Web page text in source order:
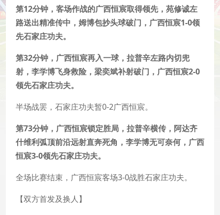
第12分钟，客场作战的广西恒宸取得领先，苑修诚左
路送出精准传中，姆博包抄头球破门，广西恒宸1-0领
先石家庄功夫。
第32分钟，广西恒宸再入一球，拉普辛左路内切兜
射，李学博飞身救险，梁奕斌补射破门，广西恒宸2-0
领先石家庄功夫。
半场战罢，石家庄功夫暂0-2广西恒宸。
第73分钟，广西恒宸锁定胜局，拉普辛横传，阿达齐
什维利弧顶前沿远射直奔死角，李学博无可奈何，广西
恒宸3-0领先石家庄功夫。
全场比赛结束，广西恒宸客场3-0战胜石家庄功夫。
【双方首发及换人】